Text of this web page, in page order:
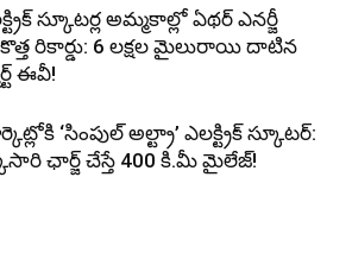
స్కూటర్ల అమ్మకాల్లో ఏథర్ ఎనర్జీ
రికార్డు: 6 లక్షల మైలురాయి దాటిన
ఈవీ!
‘సింపుల్ అల్ట్రా’ ఎలక్ట్రిక్ స్కూటర్:
ఛార్జ్ చేస్తే 400 కి.మీ మైలేజ్!